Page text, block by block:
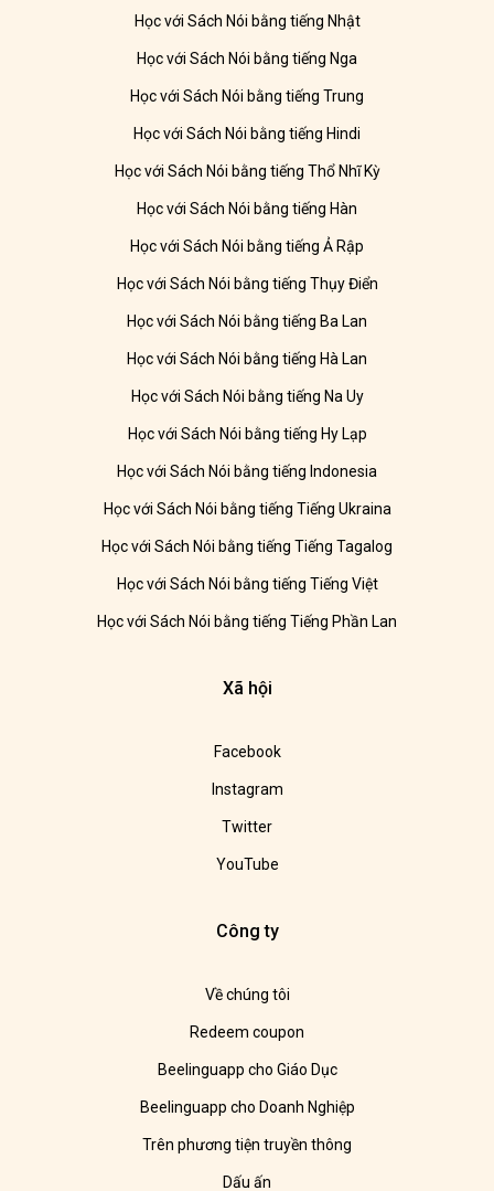
Học với Sách Nói bằng tiếng Nhật
Học với Sách Nói bằng tiếng Nga
Học với Sách Nói bằng tiếng Trung
Học với Sách Nói bằng tiếng Hindi
Học với Sách Nói bằng tiếng Thổ Nhĩ Kỳ
Học với Sách Nói bằng tiếng Hàn
Học với Sách Nói bằng tiếng Ả Rập
Học với Sách Nói bằng tiếng Thụy Điển
Học với Sách Nói bằng tiếng Ba Lan
Học với Sách Nói bằng tiếng Hà Lan
Học với Sách Nói bằng tiếng Na Uy
Học với Sách Nói bằng tiếng Hy Lạp
Học với Sách Nói bằng tiếng Indonesia
Học với Sách Nói bằng tiếng Tiếng Ukraina
Học với Sách Nói bằng tiếng Tiếng Tagalog
Học với Sách Nói bằng tiếng Tiếng Việt
Học với Sách Nói bằng tiếng Tiếng Phần Lan
Xã hội
Facebook
Instagram
Twitter
YouTube
Công ty
Về chúng tôi
Redeem coupon
Beelinguapp cho Giáo Dục
Beelinguapp cho Doanh Nghiệp
Trên phương tiện truyền thông
Dấu ấn